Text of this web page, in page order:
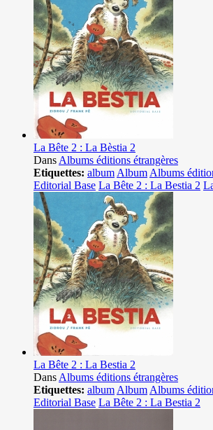
La Bête 2 : La Bèstia 2
Dans Albums éditions étrangères
Etiquettes: album Album Albums
Editorial Base La Bête 2 : La Bestia 2
La Bête 2 : La Bestia 2
Dans Albums éditions étrangères
Etiquettes: album Album Albums
Editorial Base La Bête 2 : La Bestia 2